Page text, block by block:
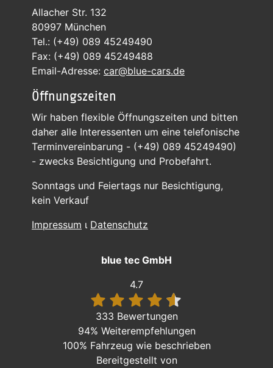
Allacher Str. 132
80997 München
Tel.: (+49) 089 45249490
Fax: (+49) 089 45249488
Email-Adresse: car@blue-cars.de
Öffnungszeiten
Wir haben flexible Öffnungszeiten und bitten
daher alle Interessenten um eine telefonische
Terminvereinbarung - (+49) 089 45249490)
- zwecks Besichtigung und Probefahrt.
Sonntags und Feiertags nur Besichtigung,
kein Verkauf
Impressum ι Datenschutz
blue tec GmbH
4.7
333 Bewertungen
94% Weiterempfehlungen
100% Fahrzeug wie beschrieben
Bereitgestellt von